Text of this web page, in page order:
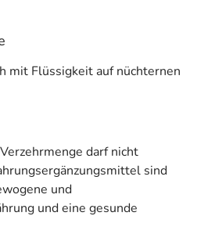
mit Flüssigkeit auf nüchternen
darf nicht
sind
und
und eine gesunde